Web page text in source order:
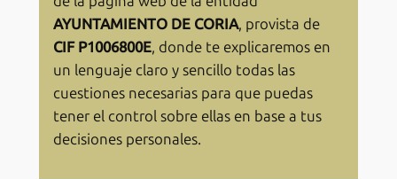
AYUNTAMIENTO DE CORIA, provista de
CIF P1006800E, donde te explicaremos en
un lenguaje claro y sencillo todas las
cuestiones necesarias para que puedas
tener el control sobre ellas en base a tus
decisiones personales.